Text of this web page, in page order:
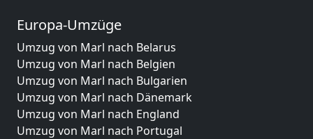
Europa-Umzüge
Umzug von Marl nach Belarus
Umzug von Marl nach Belgien
Umzug von Marl nach Bulgarien
Umzug von Marl nach Dänemark
Umzug von Marl nach England
Umzug von Marl nach Portugal